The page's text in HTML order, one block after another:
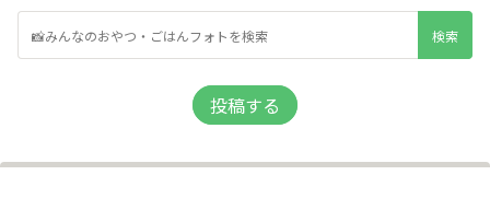
投稿する